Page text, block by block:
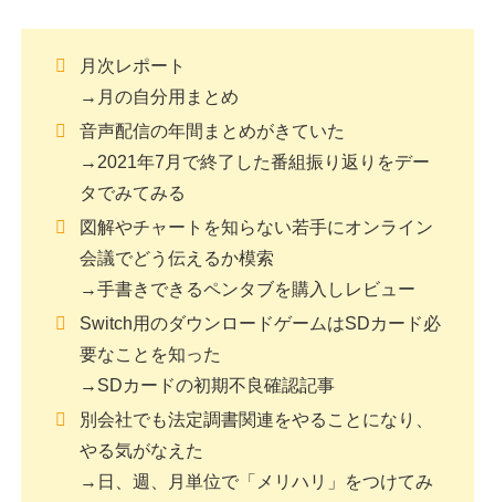
月次レポート
→月の自分用まとめ
音声配信の年間まとめがきていた
→2021年7月で終了した番組振り返りをデー
タでみてみる
図解やチャートを知らない若手にオンライン
会議でどう伝えるか模索
→手書きできるペンタブを購入しレビュー
Switch用のダウンロードゲームはSDカード必
要なことを知った
→SDカードの初期不良確認記事
別会社でも法定調書関連をやることになり、
やる気がなえた
→日、週、月単位で「メリハリ」をつけてみ